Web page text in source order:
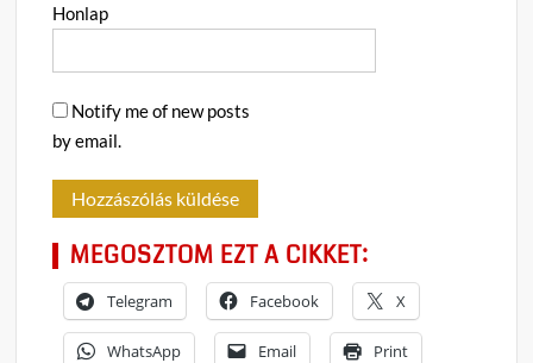
Honlap
Notify me of new posts
by email.
MEGOSZTOM EZT A CIKKET:
Telegram Facebook X
WhatsApp Email Print